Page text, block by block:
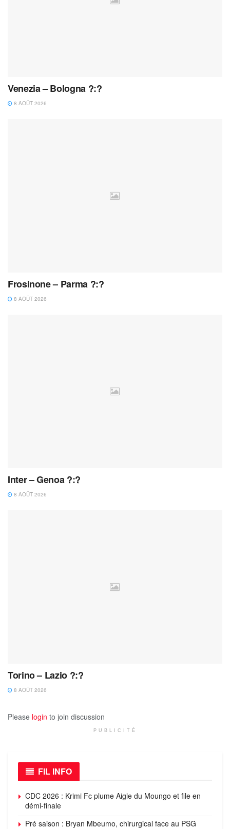
Venezia – Bologna ?:?
8 AOÛT 2026
Frosinone – Parma ?:?
8 AOÛT 2026
Inter – Genoa ?:?
8 AOÛT 2026
Torino – Lazio ?:?
8 AOÛT 2026
Please login to join discussion
PUBLICITÉ
FIL INFO
CDC 2026 : Krimi Fc plume Aigle du Moungo et file en
démi-finale
Pré saison : Bryan Mbeumo, chirurgical face au PSG